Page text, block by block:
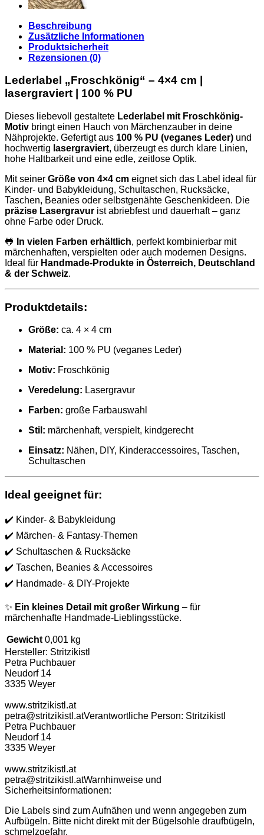
Beschreibung
Zusätzliche Informationen
Produktsicherheit
Rezensionen (0)
Lederlabel „Froschkönig“ – 4×4 cm |
lasergraviert | 100 % PU
Dieses liebevoll gestaltete Lederlabel mit Froschkönig-
Motiv bringt einen Hauch von Märchenzauber in deine
Nähprojekte. Gefertigt aus 100 % PU (veganes Leder) und
hochwertig lasergraviert, überzeugt es durch klare Linien,
hohe Haltbarkeit und eine edle, zeitlose Optik.
Mit seiner Größe von 4×4 cm eignet sich das Label ideal für
Kinder- und Babykleidung, Schultaschen, Rucksäcke,
Taschen, Beanies oder selbstgenähte Geschenkideen. Die
präzise Lasergravur ist abriebfest und dauerhaft – ganz
ohne Farbe oder Druck.
🐸
In vielen Farben erhältlich, perfekt kombinierbar mit
märchenhaften, verspielten oder auch modernen Designs.
Ideal für Handmade-Produkte in Österreich, Deutschland
& der Schweiz.
Produktdetails:
Größe: ca. 4 × 4 cm
Material: 100 % PU (veganes Leder)
Motiv: Froschkönig
Veredelung: Lasergravur
Farben: große Farbauswahl
Stil: märchenhaft, verspielt, kindgerecht
Einsatz: Nähen, DIY, Kinderaccessoires, Taschen,
Schultaschen
Ideal geeignet für:
✔️ Kinder- & Babykleidung
✔️ Märchen- & Fantasy-Themen
✔️ Schultaschen & Rucksäcke
✔️ Taschen, Beanies & Accessoires
✔️ Handmade- & DIY-Projekte
✨ Ein kleines Detail mit großer Wirkung – für
märchenhafte Handmade-Lieblingsstücke.
Gewicht 0,001 kg
Hersteller: Stritzikistl
Petra Puchbauer
Neudorf 14
3335 Weyer
www.stritzikistl.at
petra@stritzikistl.atVerantwortliche Person: Stritzikistl
Petra Puchbauer
Neudorf 14
3335 Weyer
www.stritzikistl.at
petra@stritzikistl.atWarnhinweise und
Sicherheitsinformationen:
Die Labels sind zum Aufnähen und wenn angegeben zum
Aufbügeln. Bitte nicht direkt mit der Bügelsohle draufbügeln,
schmelzgefahr.